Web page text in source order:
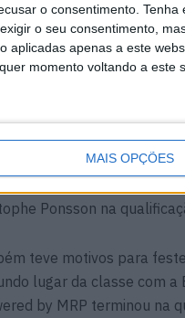
o consentimento. Tenha
o seu consentimento,
aplicadas apenas a este
momento voltando a este
MAIS OPÇÕES
Motorsport Official
da BMW M
parte da corrida
lugar no pódio. No
final, terminando a
lidar com a ausência do
durante os testes
Ponsson na
teve motivos para
lugar da classe com
by MRP terminou na